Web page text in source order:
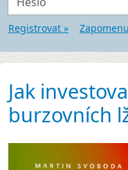
Registrovat »
Jak
burzovních